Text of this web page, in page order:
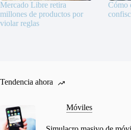
Mercado Libre retira
millones de productos por
violar reglas
Cómo
Tendencia ahora
Móviles